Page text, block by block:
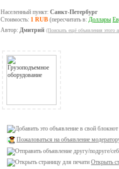
Населенный пункт: Санкт-Петербург
Стоимость: 1 RUB(пересчитать в: Доллары
Автор: Дмитрий (Поискать ещё объявления этого
Пожаловаться на объявление
Открыть